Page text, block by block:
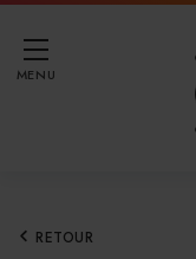
MENU
RETOUR